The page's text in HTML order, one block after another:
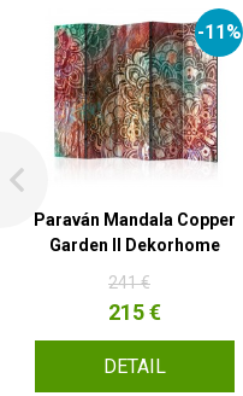
-11%
Paraván Mandala Copper
Garden II Dekorhome
241 €
215 €
DETAIL